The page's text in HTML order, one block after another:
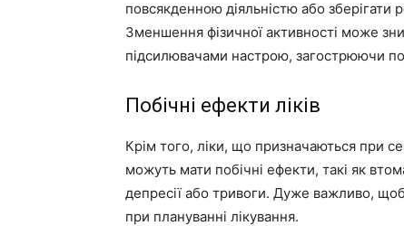
повсякденною діяльністю або зберігати
Зменшення фізичної активності може
підсилювачами настрою, загострюючи
Побічні ефекти ліків
Крім того, ліки, що призначаються при
можуть мати побічні ефекти, такі як
депресії або тривоги. Дуже важливо, щоб
при плануванні лікування.